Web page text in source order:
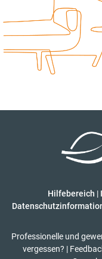
Hilfebereich |
Professionelle und
vergessen? |